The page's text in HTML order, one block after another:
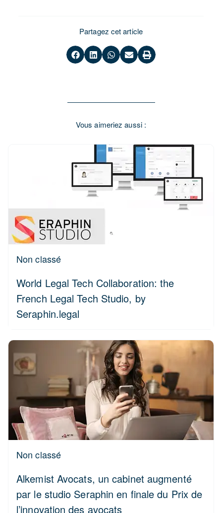
Partagez cet article
Vous aimeriez aussi :
Non classé
World Legal Tech Collaboration: the
French Legal Tech Studio, by
Seraphin.legal
Non classé
Alkemist Avocats, un cabinet augmenté
par le studio Seraphin en finale du Prix de
l’innovation des avocats